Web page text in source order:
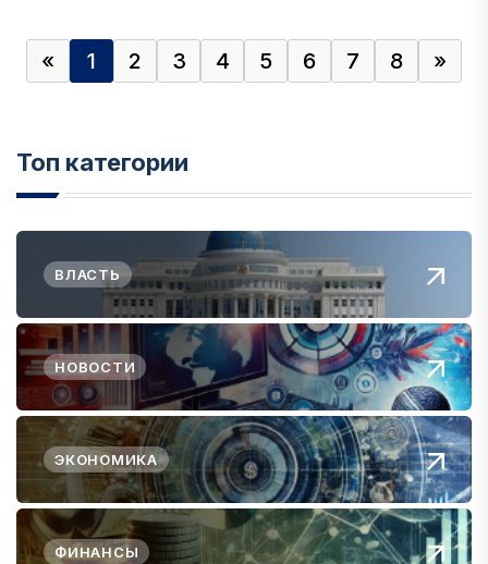
« 1 2 3 4 5 6 7 8 »
Топ категории
ВЛАСТЬ
НОВОСТИ
ЭКОНОМИКА
ФИНАНСЫ